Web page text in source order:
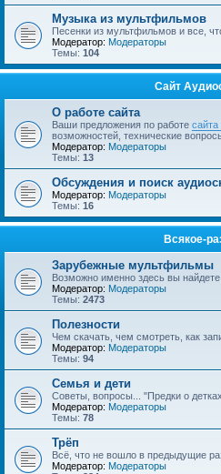
Музыка из мультфильмов
Песенки из мультфильмов и все,
Модератор: Модераторы
Темы: 104
Сайт
О работе сайта
Ваши предложения по работе сайта
возможностей, технические
Модератор: Модераторы
Темы: 13
Обсуждения и поиск
Модератор: Модераторы
Темы: 16
Всякое-
Зарубежные мультфильмы
Возможно именно здесь вы
Модератор: Модераторы
Темы: 2473
Полезности
Чем скачать, чем смотреть, как
Модератор: Модераторы
Темы: 94
Семья и дети
Советы, вопросы... "Предки о
Модератор: Модераторы
Темы: 78
Трёп
Всё, что не вошло в предыдущие
Модератор: Модераторы